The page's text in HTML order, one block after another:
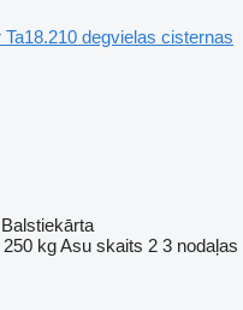
Ta18.210 degvielas cisternas
Balstiekārta
250 kgAsu skaits 2 3 nodaļas